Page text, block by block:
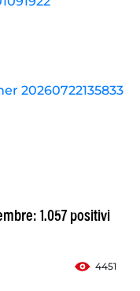
1.057 positivi
4451